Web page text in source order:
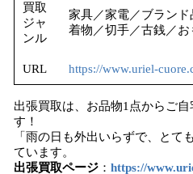
買取
ジャ
ンル
家具／家電／ブラン
着物／切手／古銭／
URL https://www.uriel-
出張買取は、お品物1点からご
す！
「雨の日も外出いらずで、とて
ています。
出張買取ページ ： https://